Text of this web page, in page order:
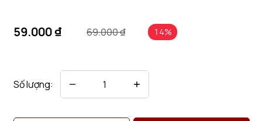
59.000 ₫ 69.000 ₫ 14%
Số lượng: